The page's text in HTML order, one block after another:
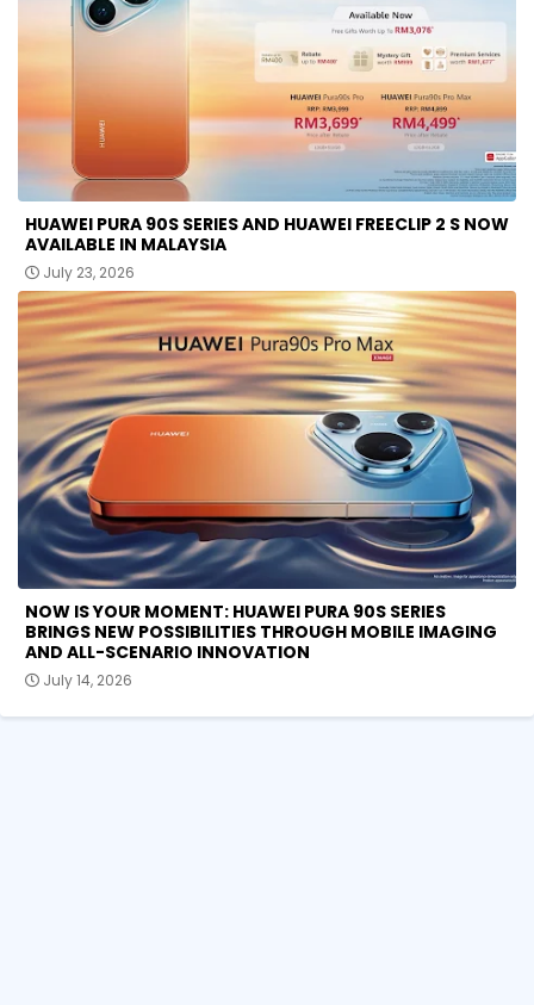
HUAWEI PURA 90S SERIES AND HUAWEI FREECLIP 2 S NOW
AVAILABLE IN MALAYSIA
July 23, 2026
NOW IS YOUR MOMENT: HUAWEI PURA 90S SERIES
BRINGS NEW POSSIBILITIES THROUGH MOBILE IMAGING
AND ALL-SCENARIO INNOVATION
July 14, 2026